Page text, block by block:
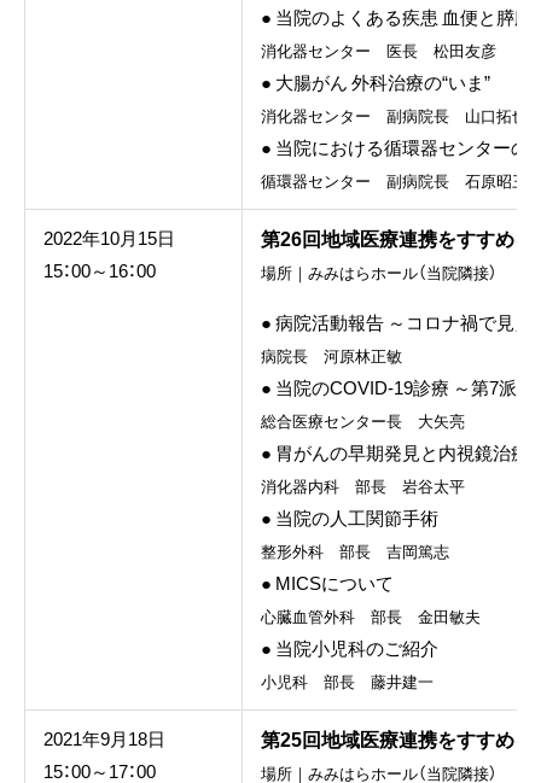
● 当院のよくある疾患 血便と膵腫
消化器センター 医長 松田友彦
● 大腸がん 外科治療の“いま”
消化器センター 副病院長 山口拓也
● 当院における循環器センターの
循環器センター 副病院長 石原昭三
2022年10月15日
15：00～16：00
第26回地域医療連携をすすめる
場所｜みみはらホール（当院隣接）
● 病院活動報告 ～コロナ禍で見
病院長 河原林正敏
● 当院のCOVID-19診療 ～第7派
総合医療センター長 大矢亮
● 胃がんの早期発見と内視鏡治療
消化器内科 部長 岩谷太平
● 当院の人工関節手術
整形外科 部長 吉岡篤志
● MICSについて
心臓血管外科 部長 金田敏夫
● 当院小児科のご紹介
小児科 部長 藤井建一
2021年9月18日
15：00～17：00
第25回地域医療連携をすすめる
場所｜みみはらホール（当院隣接）